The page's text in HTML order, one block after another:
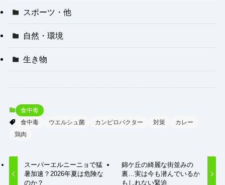
スポーツ・他
自然・環境
生き物
食中毒
食中毒
ウエルシュ菌 カンピロバクター 対策
カレー
鶏肉
スーパーエルニーニョで猛
暑加速？2026年夏は危険な
のか？
錦ケ丘の綺麗な街並みの
裏…実は今も潜んでいるか
もしれない緊迫